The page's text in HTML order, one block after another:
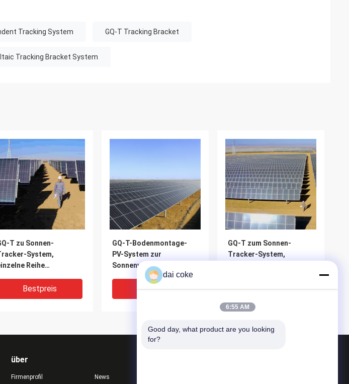
Tracking System GQ-T Tracking Bracket
Tracking Bracket System
T zu Sonnen-
System,
Reihe
System, ausgezeichnete
Bestpreis
GQ-T-Bodenmontage-
PV-System zur
Sonnenverfolgung
Bestpreis
GQ-T zum Sonnen-
Tracker-System,
Bodenmontage
Bestpreis
über
Firmenprofil News
dai coke
6:55 AM
Good day, what product are you looking
for?